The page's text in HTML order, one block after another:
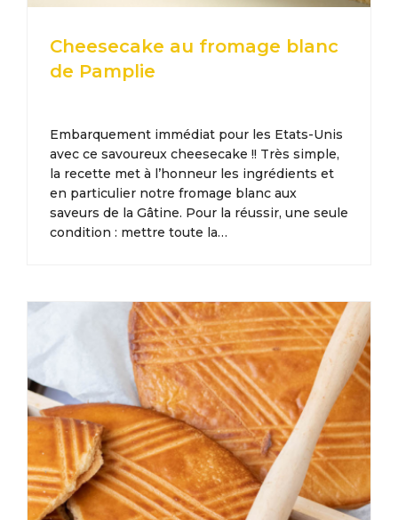
Cheesecake au fromage blanc
de Pamplie
Embarquement immédiat pour les Etats-Unis
avec ce savoureux cheesecake !! Très simple,
la recette met à l’honneur les ingrédients et
en particulier notre fromage blanc aux
saveurs de la Gâtine. Pour la réussir, une seule
condition : mettre toute la…